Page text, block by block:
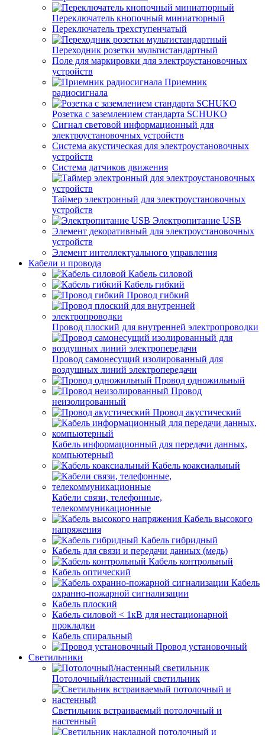
Переключатель кнопочный миниатюрный
Переключатель трехступенчатый
Переходник розетки мультистандартный
Поле для маркировки для электроустановочных
устройств
Приемник
радиосигнала
Розетка с заземлением стандарта SCHUKO
Сигнал световой информационный для
электроустановочных устройств
Система акустическая для электроустановочных
устройств
Система датчиков движения
Таймер электронный для электроустановочных
устройств
Электропитание USB
Элемент декоративный для электроустановочных
устройств
Элемент интеллектуального управления
Кабели и провода
Кабель силовой
Кабель гибкий
Провод гибкий
Провод плоский для внутренней электропроводки
Провод самонесущий изолированный для
воздушных линий электропередачи
Провод одножильный
Провод
неизолированный
Провод акустический
Кабель информационный для передачи данных,
компьютерный
Кабель коаксиальный
Кабели связи, телефонные,
телекоммуникационные
Кабель высокого
напряжения
Кабель гибридный
Кабель для связи и передачи данных (медь)
Кабель контрольный
Кабель оптический
Кабель
охранно-пожарной сигнализации
Кабель плоский
Кабель силовой < 1кВ для нестационарной
прокладки
Кабель спиральный
Провод установочный
Светильники
Потолочный/настенный светильник
Светильник встраиваемый потолочный и
настенный